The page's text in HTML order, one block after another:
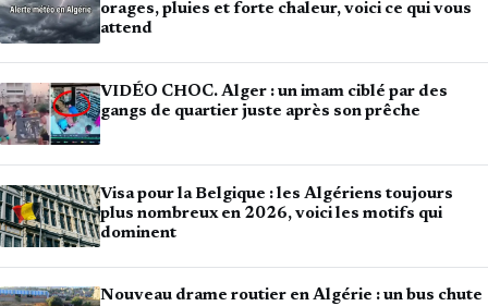
orages, pluies et forte chaleur, voici ce qui vous
attend
VIDÉO CHOC. Alger : un imam ciblé par des
gangs de quartier juste après son prêche
Visa pour la Belgique : les Algériens toujours
plus nombreux en 2026, voici les motifs qui
dominent
Nouveau drame routier en Algérie : un bus chute